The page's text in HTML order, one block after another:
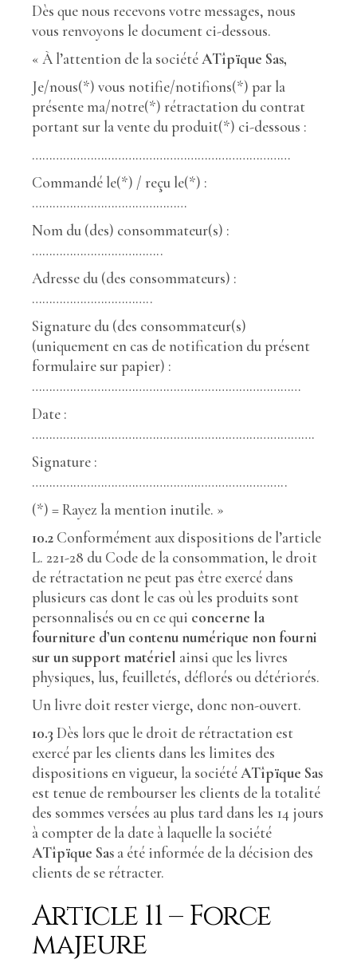
Dès que nous recevons votre messages, nous
vous renvoyons le document ci-dessous.
« À l’attention de la société ATîpïque Sas,
Je/nous(*) vous notifie/notifions(*) par la
présente ma/notre(*) rétractation du contrat
portant sur la vente du produit(*) ci-dessous :
…………………………………………………………………
Commandé le(*) / reçu le(*) :
………………………………………
Nom du (des) consommateur(s) :
………………………………..
Adresse du (des consommateurs) :
……………………………..
Signature du (des consommateur(s)
(uniquement en cas de notification du présent
formulaire sur papier) :
……………………………………………………………………
Date :
……………………………………………………………………….
Signature :
………………………………………………………………..
(*) = Rayez la mention inutile. »
10.2 Conformément aux dispositions de l’article
L. 221-28 du Code de la consommation, le droit
de rétractation ne peut pas être exercé dans
plusieurs cas dont le cas où les produits sont
personnalisés ou en ce qui concerne la
fourniture d’un contenu numérique non fourni
sur un support matériel ainsi que les livres
physiques, lus, feuilletés, déflorés ou détériorés.
Un livre doit rester vierge, donc non-ouvert.
10.3 Dès lors que le droit de rétractation est
exercé par les clients dans les limites des
dispositions en vigueur, la société ATîpïque Sas
est tenue de rembourser les clients de la totalité
des sommes versées au plus tard dans les 14 jours
à compter de la date à laquelle la société
ATîpïque Sas a été informée de la décision des
clients de se rétracter.
Article 11 – Force
majeure